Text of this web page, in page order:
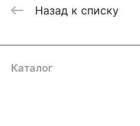
Назад к списку
Каталог